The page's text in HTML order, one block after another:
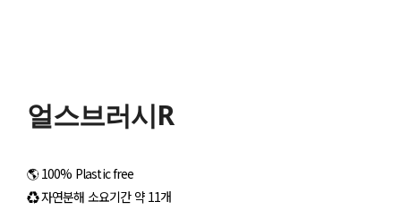
얼스브러시R
🌎 100% Plastic free
♻ 자연분해 소요기간 약 11개